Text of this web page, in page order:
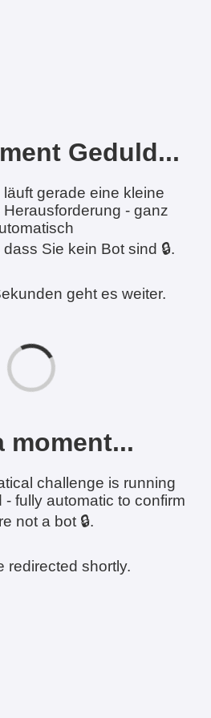
Geduld...
gerade eine kleine
- ganz
Sie kein Bot sind 🔒.
geht es weiter.
moment...
challenge is running
fully automatic to confirm
not a bot 🔒.
redirected shortly.